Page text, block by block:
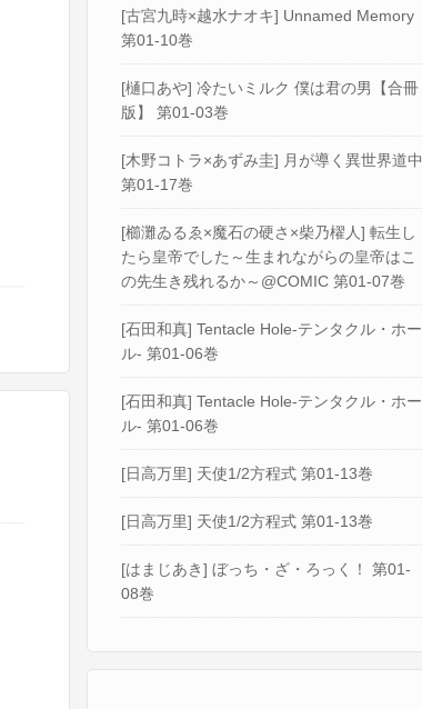
[古宮九時×越水ナオキ] Unnamed Memory
第01-10巻
[樋口あや] 冷たいミルク 僕は君の男【合冊
版】 第01-03巻
[木野コトラ×あずみ圭] 月が導く異世界道中
第01-17巻
[櫛灘ゐるゑ×魔石の硬さ×柴乃櫂人] 転生し
たら皇帝でした～生まれながらの皇帝はこ
の先生き残れるか～@COMIC 第01-07巻
[石田和真] Tentacle Hole-テンタクル・ホー
ル- 第01-06巻
[石田和真] Tentacle Hole-テンタクル・ホー
ル- 第01-06巻
[日高万里] 天使1/2方程式 第01-13巻
[日高万里] 天使1/2方程式 第01-13巻
[はまじあき] ぼっち・ざ・ろっく！ 第01-
08巻